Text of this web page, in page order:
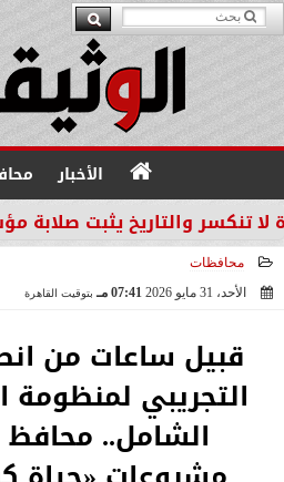
الأخبار
يثبت صلابة مؤسساتها
محافظات
الأحد، 31 مايو 2026
07:41 مـ بتوقيت القاهرة
قبيل ساعات من
التجريبي لمنظومة
الشامل.. محافظ